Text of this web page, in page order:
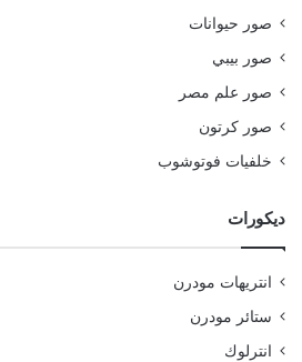
صور حيوانات
صور بيبي
صور علم مصر
صور كرتون
خلفيات فوتوشوب
ديكورات
انتريهات مودرن
ستائر مودرن
انترلوك